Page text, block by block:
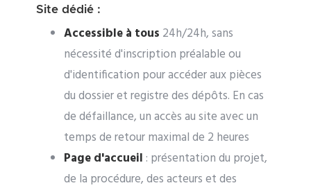
Site dédié :
Accessible à tous 24h/24h, sans
nécessité d'inscription préalable ou
d'identification pour accéder aux pièces
du dossier et registre des dépôts. En cas
de défaillance, un accès au site avec un
temps de retour maximal de 2 heures
Page d'accueil : présentation du projet,
de la procédure, des acteurs et des